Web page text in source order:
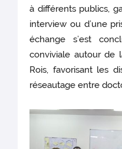
à différents publics,
interview ou d’une
échange s’est
conviviale autour de
Rois, favorisant les
réseautage entre